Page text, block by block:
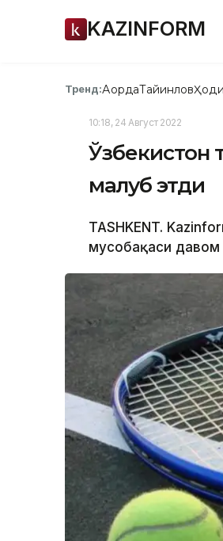
KAZINFORM
Тренд:АқордаТайинлов
10:18, 24 Август 2022
Ўзбекистон
мағлуб этди
TASHKENT.
мусобақаси давом